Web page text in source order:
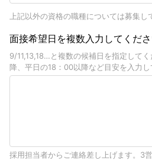
上記以外の資格の職種については募集し
面接希望日を複数入力してくだ
9/11,13,18…と複数の候補日を指定して
降、平日の18：00以降など目安を入力
採用担当者からご連絡差し上げます。3